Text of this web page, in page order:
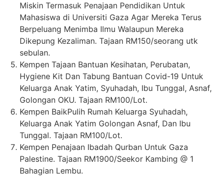
Miskin Termasuk Penajaan Pendidikan Untuk
Mahasiswa di Universiti Gaza Agar Mereka Terus
Berpeluang Menimba Ilmu Walaupun Mereka
Dikepung Kezaliman. Tajaan RM150/seorang utk
sebulan.
Kempen Tajaan Bantuan Kesihatan, Perubatan,
Hygiene Kit Dan Tabung Bantuan Covid-19 Untuk
Keluarga Anak Yatim, Syuhadah, Ibu Tunggal, Asnaf,
Golongan OKU. Tajaan RM100/Lot.
Kempen BaikPulih Rumah Keluarga Syuhadah,
Keluarga Anak Yatim Golongan Asnaf, Dan Ibu
Tunggal. Tajaan RM100/Lot.
Kempen Penajaan Ibadah Qurban Untuk Gaza
Palestine. Tajaan RM1900/Seekor Kambing @ 1
Bahagian Lembu.